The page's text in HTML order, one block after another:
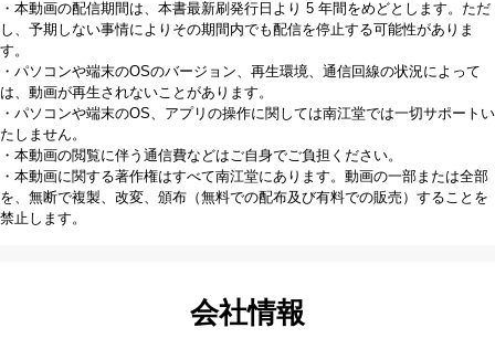
・本動画の配信期間は、本書最新刷発行日より 5 年間をめどとします。ただ
し、予期しない事情によりその期間内でも配信を停止する可能性がありま
す。
・パソコンや端末のOSのバージョン、再生環境、通信回線の状況によって
は、動画が再生されないことがあります。
・パソコンや端末のOS、アプリの操作に関しては南江堂では一切サポートい
たしません。
・本動画の閲覧に伴う通信費などはご自身でご負担ください。
・本動画に関する著作権はすべて南江堂にあります。動画の一部または全部
を、無断で複製、改変、頒布（無料での配布及び有料での販売）することを
禁止します。
会社情報